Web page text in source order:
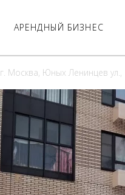
АРЕНДНЫЙ БИЗНЕС
г. Москва, Юных Ленинцев ул.,